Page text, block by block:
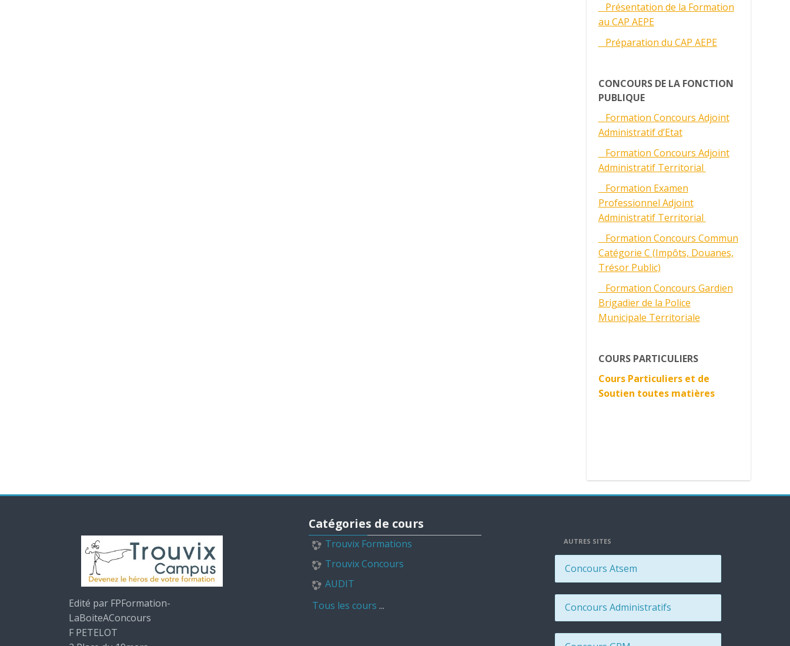
Présentation de la Formation
au CAP AEPE
Préparation du CAP AEPE
CONCOURS DE LA FONCTION
PUBLIQUE
Formation Concours Adjoint
Administratif d’Etat
Formation Concours Adjoint
Administratif Territorial
Formation Examen
Professionnel Adjoint
Administratif Territorial
Formation Concours Commun
Catégorie C (Impôts, Douanes,
Trésor Public)
Formation Concours Gardien
Brigadier de la Police
Municipale Territoriale
COURS PARTICULIERS
Cours Particuliers et de
Soutien toutes matières
Edité par FPFormation-
LaBoiteAConcours
F PETELOT
Catégories de cours
Trouvix Formations
Trouvix Concours
AUDIT
Tous les cours ...
AUTRES SITES
Concours Atsem
Concours Administratifs